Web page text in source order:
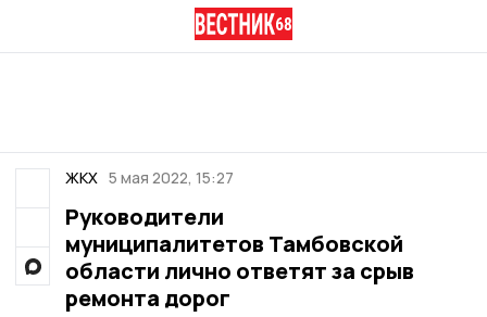
ЖКХ 5 мая 2022, 15:27
Руководители
муниципалитетов Тамбовской
области лично ответят за срыв
ремонта дорог